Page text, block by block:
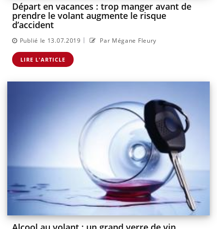
Départ en vacances : trop manger avant de
prendre le volant augmente le risque
d’accident
Publié le 13.07.2019 | Par Mégane Fleury
LIRE L'ARTICLE